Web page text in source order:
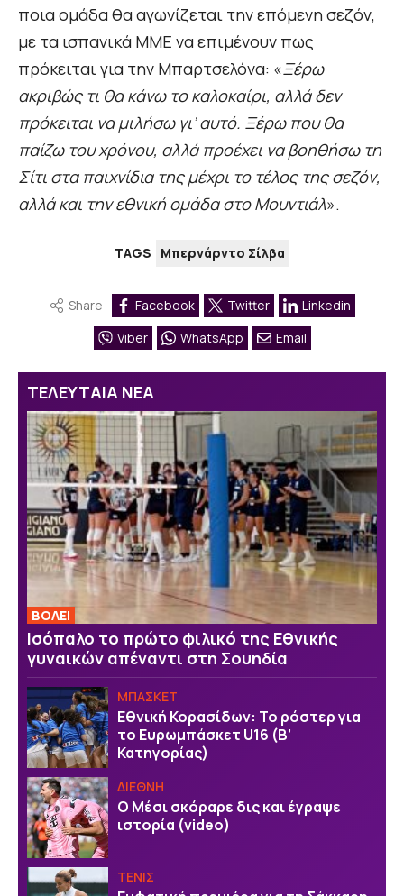
ποια ομάδα θα αγωνίζεται την επόμενη σεζόν,
με τα ισπανικά ΜΜΕ να επιμένουν πως
πρόκειται για την Μπαρτσελόνα: «Ξέρω
ακριβώς τι θα κάνω το καλοκαίρι, αλλά δεν
πρόκειται να μιλήσω γι’ αυτό. Ξέρω που θα
παίζω του χρόνου, αλλά προέχει να βοηθήσω τη
Σίτι στα παιχνίδια της μέχρι το τέλος της σεζόν,
αλλά και την εθνική ομάδα στο Μουντιάλ».
TAGS Μπερνάρντο Σίλβα
Share Facebook Twitter
Linkedin
Viber
WhatsApp Email
ΤΕΛΕΥΤΑΙΑ ΝΕΑ
ΒOΛΕΙ
Ισόπαλο το πρώτο φιλικό της Εθνικής
γυναικών απέναντι στη Σουηδία
ΜΠΑΣΚΕΤ
Εθνική Κορασίδων: Το ρόστερ για
το Ευρωμπάσκετ U16 (B’
Κατηγορίας)
ΔΙΕΘΝΗ
Ο Μέσι σκόραρε δις και έγραψε
ιστορία (video)
ΤΕΝΙΣ